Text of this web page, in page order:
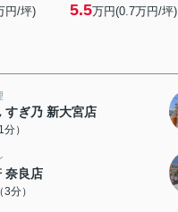
円/坪) 5.5万円(0.7万円/坪)
すぎ乃 新大宮店
）
奈良店
分）